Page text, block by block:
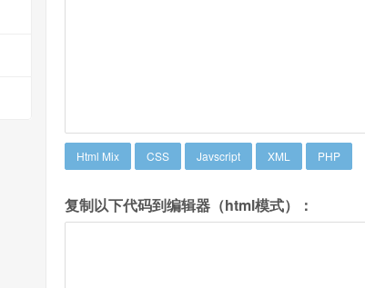
Html Mix CSS Javscript XML PHP
复制以下代码到编辑器（html模式）：